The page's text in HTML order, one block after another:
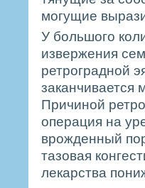
могущие
У большого
извержения
ретроградной
заканчивается
Причиной
операция на
врожденный
тазовая
лекарства